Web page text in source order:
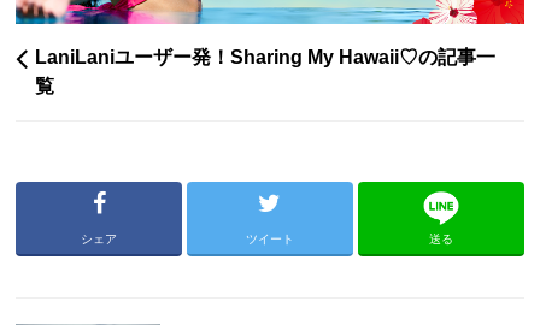
LaniLaniユーザー発！Sharing My Hawaii♡の記事一
覧
シェア ツイート 送る